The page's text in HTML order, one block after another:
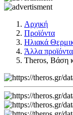
Αρχική
Προϊόντα
Ηλιακά
Άλλα προϊόντα
Theros, Βάση